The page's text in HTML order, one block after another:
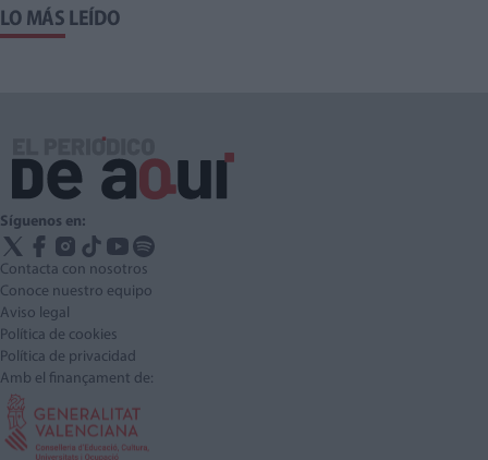
LO MÁS LEÍDO
Síguenos en:
Contacta con nosotros
Conoce nuestro equipo
Aviso legal
Política de cookies
Política de privacidad
Amb el finançament de: